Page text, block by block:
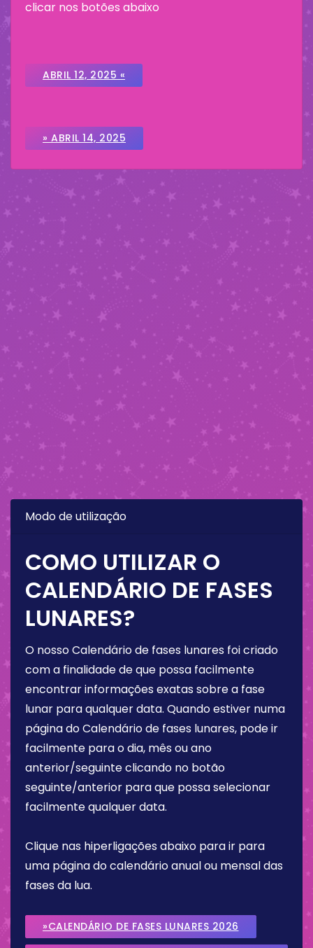
clicar nos botões abaixo
ABRIL 12, 2025 «
» ABRIL 14, 2025
Modo de utilização
COMO UTILIZAR O
CALENDÁRIO DE FASES
LUNARES?
O nosso Calendário de fases lunares foi criado
com a finalidade de que possa facilmente
encontrar informações exatas sobre a fase
lunar para qualquer data. Quando estiver numa
página do Calendário de fases lunares, pode ir
facilmente para o dia, mês ou ano
anterior/seguinte clicando no botão
seguinte/anterior para que possa selecionar
facilmente qualquer data.
Clique nas hiperligações abaixo para ir para
uma página do calendário anual ou mensal das
fases da lua.
»CALENDÁRIO DE FASES LUNARES 2026